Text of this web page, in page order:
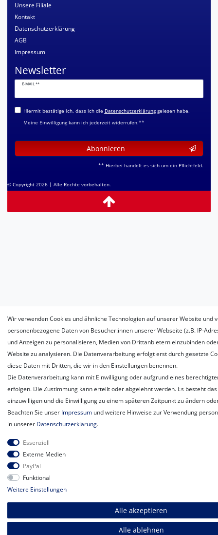
Unsere Filiale
Kontakt
Datenschutzerklärung
AGB
Impressum
Newsletter
E-MAIL **
Newsletter
Honig
Hiermit bestätige ich, dass ich die Daten­schutz­erklärunggelesen habe.
Meine Einwilligung kann ich jederzeit widerrufen.**
Abonnieren
** Hierbei handelt es sich um ein Pflichtfeld.
© Copyright 2026 | Alle Rechte vorbehalten.
Wir verwenden Cookies und ähnliche Technologien auf unserer Website und
personenbezogene Daten von Besucher:innen unserer Webseite (z.B. IP-
und Anzeigen zu personalisieren, Medien von Drittanbietern einzubinden
Website zu analysieren. Die Datenverarbeitung erfolgt erst durch gesetzte
diese Daten mit Dritten, die wir in den Einstellungen benennen.
Die Datenverarbeitung kann mit Einwilligung oder aufgrund eines
erfolgen. Die Zustimmung kann erteilt oder abgelehnt werden. Es besteht das
einzuwilligen und die Einwilligung zu einem späteren Zeitpunkt zu ändern
Beachten Sie unser Impressum und weitere Hinweise zur Verwendung
in unserer Daten­schutz­erklärung.
Essenziell
Externe Medien
PayPal
Funktional
Weitere Einstellungen
Alle akzeptieren
Alle ablehnen